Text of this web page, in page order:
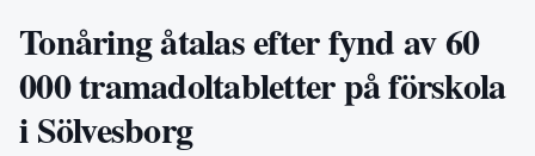
Tonåring åtalas efter fynd av 60
000 tramadoltabletter på förskola
i Sölvesborg